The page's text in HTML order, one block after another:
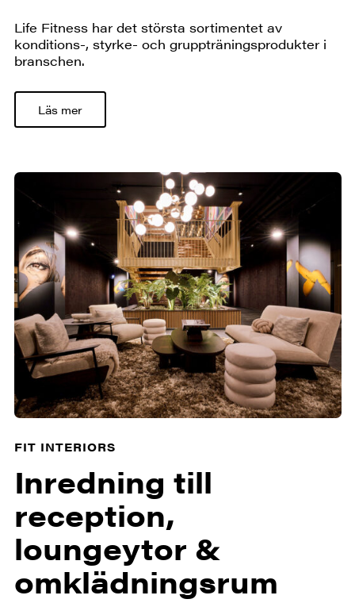
Life Fitness har det största sortimentet av
konditions-, styrke- och gruppträningsprodukter i
branschen.
Läs mer
FIT INTERIORS
Inredning till
reception,
loungeytor &
omklädningsrum